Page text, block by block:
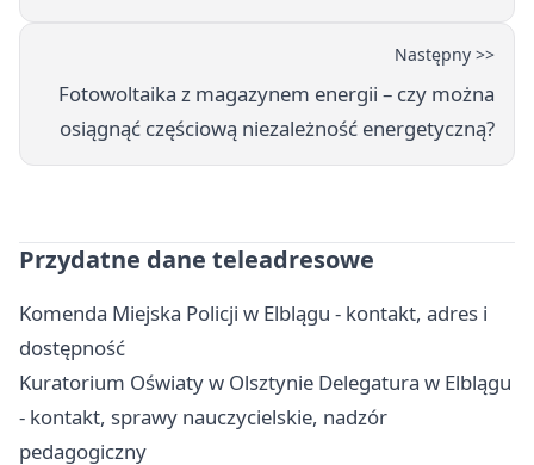
Następny >>
Fotowoltaika z magazynem energii – czy można
osiągnąć częściową niezależność energetyczną?
Przydatne dane teleadresowe
Komenda Miejska Policji w Elblągu - kontakt, adres i
dostępność
Kuratorium Oświaty w Olsztynie Delegatura w Elblągu
- kontakt, sprawy nauczycielskie, nadzór
pedagogiczny